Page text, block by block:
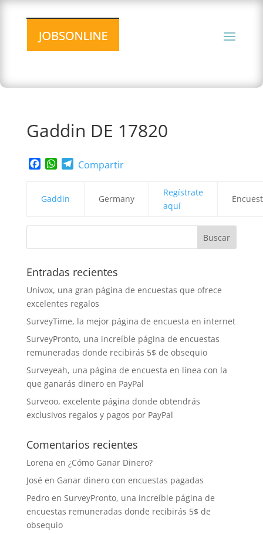
Gaddin DE 17820
Facebook
WhatsApp
Telegram
Compartir
Gaddin Germany
Regístrate
aquí
Entradas recientes
Univox, una gran página de encuestas que ofrece
excelentes regalos
SurveyTime, la mejor página de encuesta en internet
SurveyPronto, una increíble página de encuestas
remuneradas donde recibirás 5$ de obsequio
Surveyeah, una página de encuesta en línea con la
que ganarás dinero en PayPal
Surveoo, excelente página donde obtendrás
exclusivos regalos y pagos por PayPal
Comentarios recientes
Lorena en ¿Cómo Ganar Dinero?
José en Ganar dinero con encuestas pagadas
Pedroen SurveyPronto, una increíble página de
encuestas remuneradas donde recibirás 5$ de
obsequio